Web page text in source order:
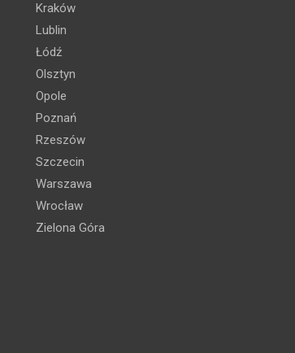
Kraków
Lublin
Łódź
Olsztyn
Opole
Poznań
Rzeszów
Szczecin
Warszawa
Wrocław
Zielona Góra